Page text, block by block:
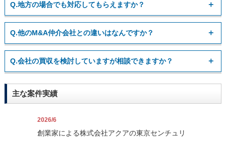
すが、買い手が変われば事業の価値は異なることとなりま
す。
弊社にて最大限に評価をいただける相手先の探索及び価格交
渉のサポートをさせていただきます。
Q.地方の場合でも対応してもらえますか？
地域を問わず対応可能です。
また、海外に支店や子会社がある場合でも、弊社の海外提携
先を活用することで十分なサポートが可能です。
Q.他のM&A仲介会社との違いはなんですか？
弊社は売り手・買い手両方と契約する仲介型ではなく、いず
れか一方の専属アドバイザーとしてサポートする形態をとっ
う利益相反は意識せず、クライアント様にとっての最善の利
益のためにのみアドバイスすることが可能となります。
姿勢が弊社の強みであると考えております。
Q.会社の買収を検討していますが相談できますか？
A. 買収ニーズの詳細をご相談ください。すぐにご紹介できる情
報が無い場合でもニーズに合う情報を入手した段階でご案内
既に具体的な相手先が決まっている場合でも、買収プロセス
で欠かせない財務・税務デューデリジェンスや会計・税務面
主な案件実績
2026/6
創業家による株式会社アクアの東京センチュリ